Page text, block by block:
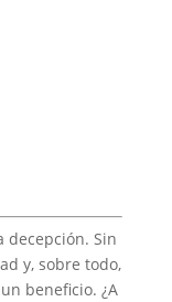
decepción. Sin
y, sobre todo,
beneficio. ¿A